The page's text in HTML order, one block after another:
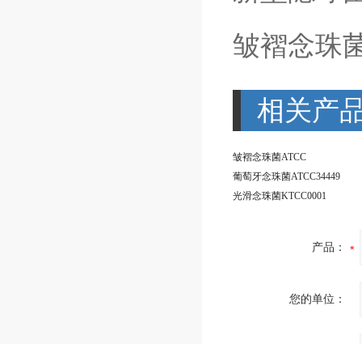
皱褶念珠
相关产
皱褶念珠菌ATCC
葡萄牙念珠菌ATCC34449
光滑念珠菌KTCC0001
产品：
您的单位：